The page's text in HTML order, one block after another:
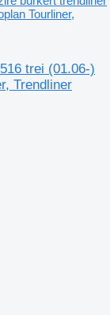
Tourliner,
trei (01.06-)
Trendliner